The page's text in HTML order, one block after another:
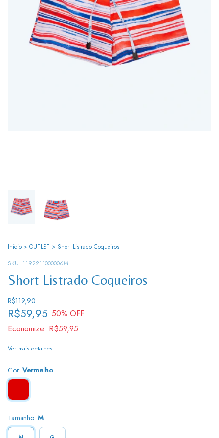
Início > OUTLET > Short Listrado Coqueiros
SKU: 1192211000006M
Short Listrado Coqueiros
R$119,90
R$59,95 50% OFF
Economize: R$59,95
Ver mais detalhes
Cor: Vermelho
Tamanho: M